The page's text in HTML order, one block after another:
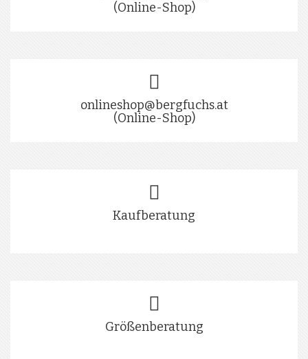
(Online-Shop)
onlineshop@bergfuchs.at
(Online-Shop)
Kaufberatung
Größenberatung